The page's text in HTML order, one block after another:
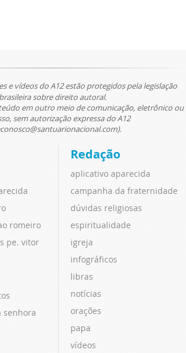
e vídeos do A12 estão protegidos pela legislação
brasileira sobre direito autoral.
em outro meio de comunicação, eletrônico ou
sem autorização expressa do A12
romeiro
pe. vitor
senhora
Redação
aplicativo aparecida
campanha da fraternidade
dúvidas religiosas
espiritualidade
igreja
infográficos
libras
notícias
orações
papa
vídeos